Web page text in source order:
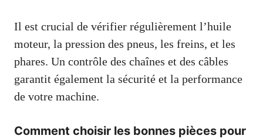
Il est crucial de vérifier régulièrement l’huile
moteur, la pression des pneus, les freins, et les
phares. Un contrôle des chaînes et des câbles
garantit également la sécurité et la performance
de votre machine.
Comment choisir les bonnes pièces pour